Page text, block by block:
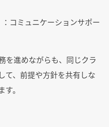
コミュニケーションサポー
を進めながらも、同じクラ
て、前提や方針を共有しな
。